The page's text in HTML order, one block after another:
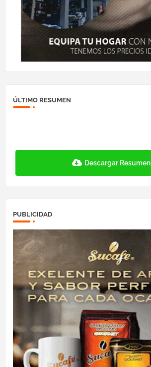
ÚLTIMO RESUMEN
Descargar Resumen
PUBLICIDAD